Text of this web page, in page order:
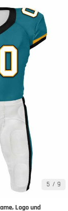
5 / 9
Logo und